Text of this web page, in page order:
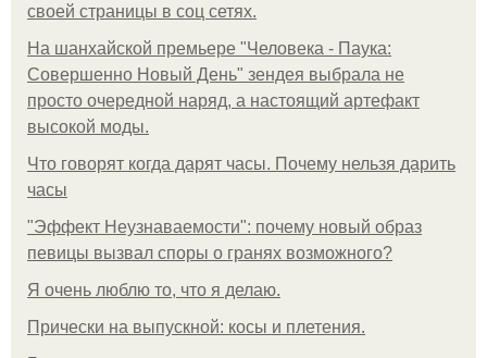
своей страницы в соц сетях.
На шанхайской премьере "Человека - Паука:
Совершенно Новый День" зендея выбрала не
просто очередной наряд, а настоящий артефакт
высокой моды.
Что говорят когда дарят часы. Почему нельзя дарить
часы
"Эффект Неузнаваемости": почему новый образ
певицы вызвал споры о гранях возможного?
Я очень люблю то, что я делаю.
Прически на выпускной: косы и плетения.